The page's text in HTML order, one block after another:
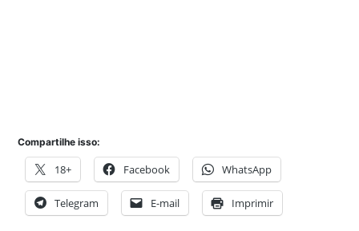
Compartilhe isso:
18+ Facebook WhatsApp
Telegram E-mail Imprimir